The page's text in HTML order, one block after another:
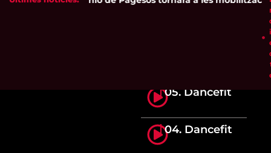
05. Dancefit
04. Dancefit